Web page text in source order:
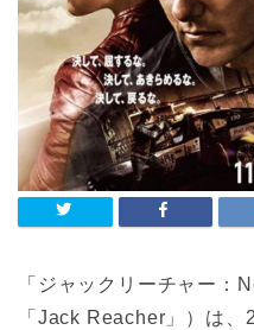
「ジャックリーチャー：
「Jack Reacher」）は